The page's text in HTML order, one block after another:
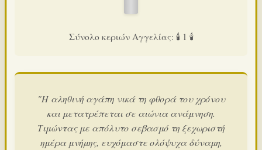
Σύνολο κεριών Αγγελίας: 🕯️ 1 🕯️
"Η αληθινή αγάπη νικά τη φθορά του χρόνου
και μετατρέπεται σε αιώνια ανάμνηση.
Τιμώντας με απόλυτο σεβασμό τη ξεχωριστή
ημέρα μνήμης, ευχόμαστε ολόψυχα δύναμη,